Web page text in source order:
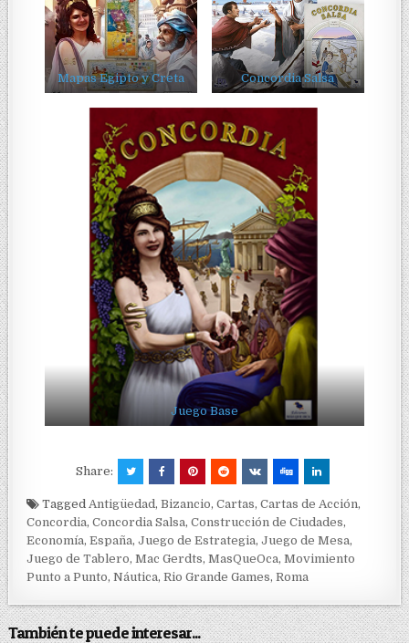
Mapas Egipto y Creta Concordia Salsa
Juego Base
Share:
Tagged Antigüedad,Bizancio,Cartas,Cartas de Acción,
Concordia,Concordia Salsa,Construcción de Ciudades,
Economía,España,Juego de Estrategia,Juego de Mesa,
Juego de Tablero,Mac Gerdts,MasQueOca,Movimiento
Punto a Punto,Náutica,Rio Grande Games,Roma
También te puede interesar...